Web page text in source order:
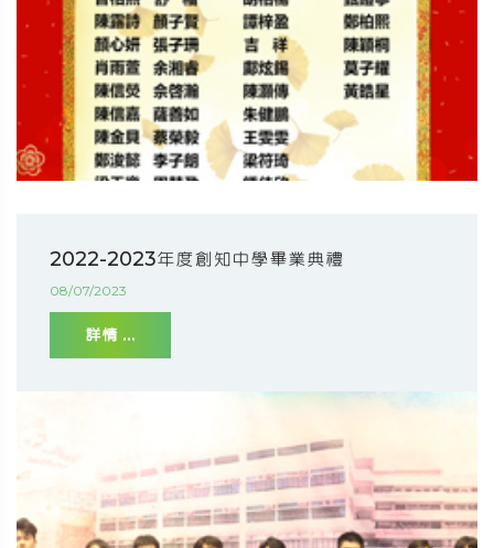
2022-2023年度創知中學畢業典禮
08/07/2023
詳情 ...